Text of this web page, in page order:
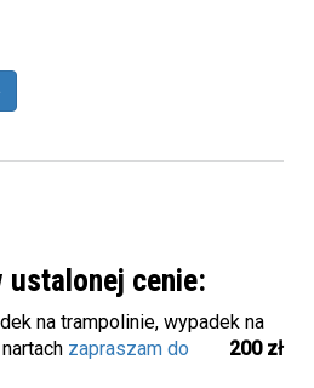
ustalonej cenie:
na trampolinie, wypadek na
200 zł
zapraszam do